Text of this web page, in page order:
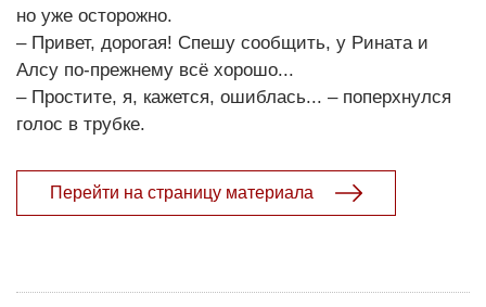
но уже осторожно.
– Привет, дорогая! Спешу сообщить, у Рината и
Алсу по-прежнему всё хорошо...
– Простите, я, кажется, ошиблась... – поперхнулся
голос в трубке.
Перейти на страницу материала